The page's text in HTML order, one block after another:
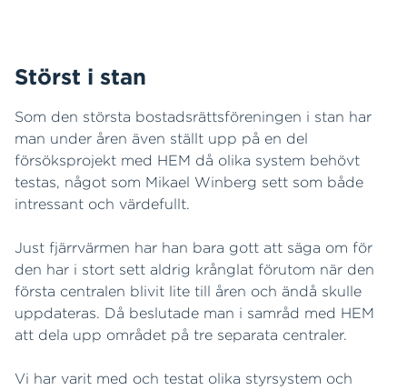
Störst i stan
Som den största bostadsrättsföreningen i stan har
man under åren även ställt upp på en del
försöksprojekt med HEM då olika system behövt
testas, något som Mikael Winberg sett som både
intressant och värdefullt.
Just fjärrvärmen har han bara gott att säga om för
den har i stort sett aldrig krånglat förutom när den
första centralen blivit lite till åren och ändå skulle
uppdateras. Då beslutade man i samråd med HEM
att dela upp området på tre separata centraler.
Vi har varit med och testat olika styrsystem och